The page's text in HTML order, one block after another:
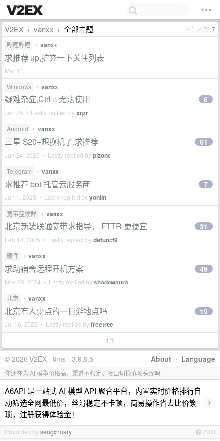
V2EX › vanxx › 全部主题 主题总数 7
哔哩哔哩 • vanxx
求推荐 up,扩充一下关注列表
Mar 11
Windows
• vanxx
疑难杂症,Ctrl+; 无法使用
Jan 25 • Lastly replied byxqzr
6
Android • vanxx
三星 S20+想换机了,求推荐
Jun 24, 2025 • Lastly replied bypizone
61
Telegram • vanxx
求推荐 bot 托管云服务商
Jun 1, 2025 • Lastly replied byyonlin
7
宽带症候群 • vanxx
北京新装联通宽带求指导， FTTR 更便宜
Feb 18, 2025 • Lastly replied bydefunct9
31
硬件 • vanxx
求助宿舍远程开机方案
Nov 23, 2024 • Lastly replied byshadowaura
49
北京 • vanxx
北京有人少点的一日游地点吗
Jul 16, 2022 • Lastly replied byfreetree
19
1/1
About · Language
© 2026 V2EX · 8ms · 3.9.8.5
你还在为 AI 模型价格高、渠道不稳定、接口切换麻烦头疼吗
A6API 是一站式 AI 模型 API 聚合平台，内置实时价格排行自
动筛选全网最低价，丝滑稳定不卡顿，简易操作省去比价繁
琐，注册获得体验金！
›
Promoted bysengchuary PRO